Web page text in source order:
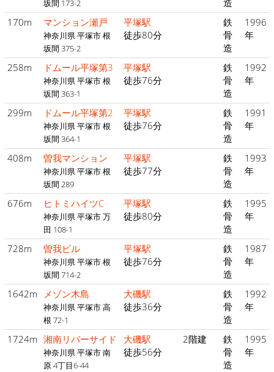
坂間 173-2
造
170m
マンション瀬戸
神奈川県 平塚市 根
坂間 375-2
平塚駅
徒歩80分
鉄
骨
造
1996
年
258m ドムール平塚第3
神奈川県 平塚市 根
坂間 363-1
平塚駅
徒歩76分
鉄
骨
造
1992
年
299m ドムール平塚第2
神奈川県 平塚市 根
坂間 364-1
平塚駅
徒歩76分
鉄
骨
造
1991
年
408m 曽我マンション
神奈川県 平塚市 根
坂間 289
平塚駅
徒歩77分
鉄
骨
造
1993
年
676m ヒトミハイツC
神奈川県 平塚市 万
田 108-1
平塚駅
徒歩80分
鉄
骨
造
1995
年
728m 曽我ビル
神奈川県 平塚市 根
坂間 714-2
平塚駅
徒歩76分
鉄
骨
造
1987
年
1642m メゾン木島
神奈川県 平塚市 高
根 72-1
大磯駅
徒歩36分
鉄
骨
造
1992
年
1724m 湘南リバーサイド
神奈川県 平塚市 南
原 4丁目6-44
大磯駅
徒歩56分
2階建
鉄
骨
造
1995
年